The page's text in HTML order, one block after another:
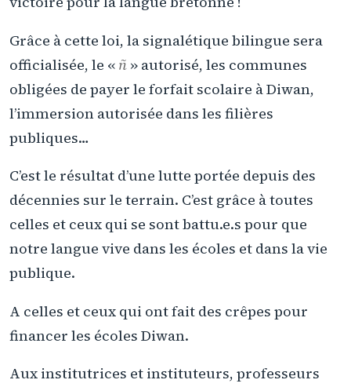
Grâce à cette loi, la signalétique bilingue sera
officialisée, le « ñ » autorisé, les communes
obligées de payer le forfait scolaire à Diwan,
l’immersion autorisée dans les filières
publiques…
C’est le résultat d’une lutte portée depuis des
décennies sur le terrain. C’est grâce à toutes
celles et ceux qui se sont battu.e.s pour que
notre langue vive dans les écoles et dans la vie
publique.
A celles et ceux qui ont fait des crêpes pour
financer les écoles Diwan.
Aux institutrices et instituteurs, professeurs